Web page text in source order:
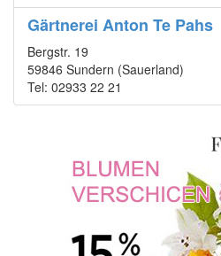
Gärtnerei Anton Te Pahs
Bergstr. 19
59846 Sundern (Sauerland)
Tel: 02933 22 21